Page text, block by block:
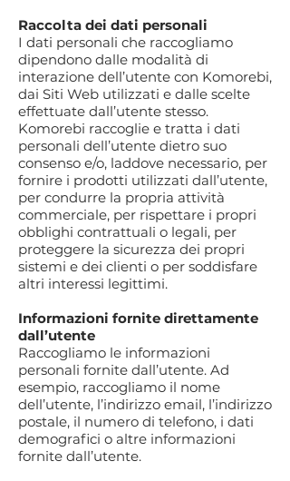
Raccolta dei dati personali
I dati personali che raccogliamo
dipendono dalle modalità di
interazione dell’utente con Komorebi,
dai Siti Web utilizzati e dalle scelte
effettuate dall’utente stesso.
Komorebi raccoglie e tratta i dati
personali dell’utente dietro suo
consenso e/o, laddove necessario, per
fornire i prodotti utilizzati dall’utente,
per condurre la propria attività
commerciale, per rispettare i propri
obblighi contrattuali o legali, per
proteggere la sicurezza dei propri
sistemi e dei clienti o per soddisfare
altri interessi legittimi.
Informazioni fornite direttamente
dall’utente
Raccogliamo le informazioni
personali fornite dall’utente. Ad
esempio, raccogliamo il nome
dell’utente, l’indirizzo email, l’indirizzo
postale, il numero di telefono, i dati
demografici o altre informazioni
fornite dall’utente.